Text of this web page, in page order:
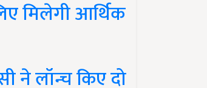
मिलेगी आर्थिक
ने लॉन्च किए दो